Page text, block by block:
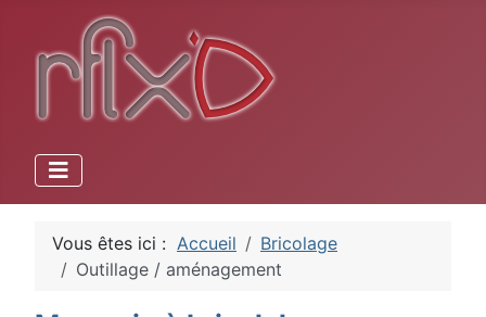
Vous êtes ici : Accueil
Bricolage
Outillage / aménagement